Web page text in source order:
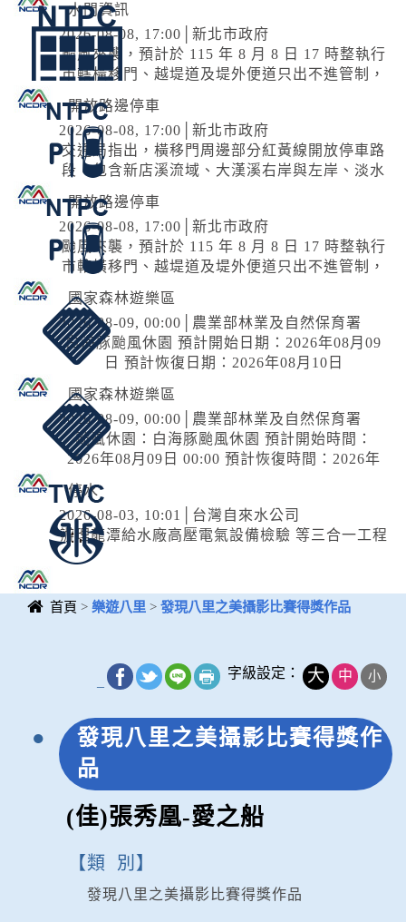
水門資訊
2026-08-08, 17:00│新北市政府
颱風來襲，預計於 115 年 8 月 8 日 17 時整執行
市轄橫移門、越堤道及堤外便道只出不進管制，
閉作業；管制範圍為『二重疏...
開放路邊停車
2026-08-08, 17:00│新北市政府
交通局指出，橫移門周邊部分紅黃線開放停車路
段，包含新店溪流域、大漢溪右岸與左岸、淡水
邊，詳洽新北市府官網。 交通局補充...
開放路邊停車
2026-08-08, 17:00│新北市政府
颱風來襲，預計於 115 年 8 月 8 日 17 時整執行
市轄橫移門、越堤道及堤外便道只出不進管制，
閉作業；管制範圍為『二重疏...
國家森林遊樂區
2026-08-09, 00:00│農業部林業及自然保育署
白海豚颱風休園 預計開始日期：2026年08月09
日 預計恢復日期：2026年08月10日
國家森林遊樂區
2026-08-09, 00:00│農業部林業及自然保育署
颱風休園：白海豚颱風休園 預計開始時間：
2026年08月09日 00:00 預計恢復時間：2026年
停水
2026-08-03, 10:01│台灣自來水公司
辦理龍潭給水廠高壓電氣設備檢驗 等三合一工程
首頁 > 樂遊八里 > 發現八里之美攝影比賽得獎作品
字級設定： 大 中 小
發現八里之美攝影比賽得獎作
品
(佳)張秀凰-愛之船
類 別
發現八里之美攝影比賽得獎作品